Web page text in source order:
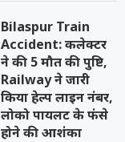
Bilaspur Train
Accident: कलेक्टर
ने की 5 मौत की पुष्टि,
Railway ने जारी
किया हेल्प लाइन नंबर,
लोको पायलट के फंसे
होने की आशंका